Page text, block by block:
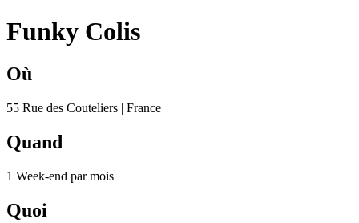
Funky Colis
Où
55 Rue des Couteliers | France
Quand
1 Week-end par mois
Quoi